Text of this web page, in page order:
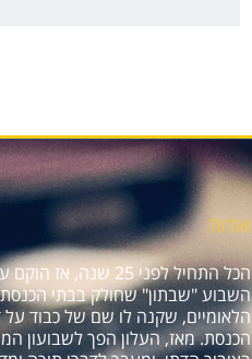
אודות
הכל התחיל לפני 25 שנה,
השבוע "שבתון" שחולק בבתי
הלאומיים, שקנה לו שם של כבוד על
הכנסת. מאז, העלון הפך לשבועון